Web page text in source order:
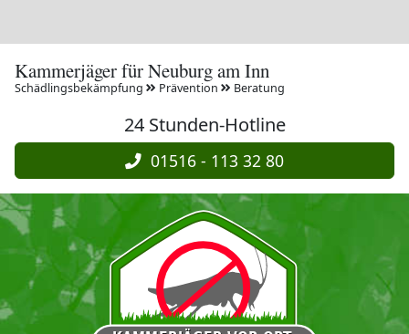
Kammerjäger für Neuburg am Inn
Schädlingsbekämpfung Prävention Beratung
24 Stunden-Hotline
01516 - 113 32 80